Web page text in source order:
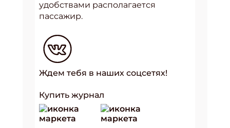
удобствами располагается
пассажир.
Ждем тебя в наших соцсетях!
Купить журнал